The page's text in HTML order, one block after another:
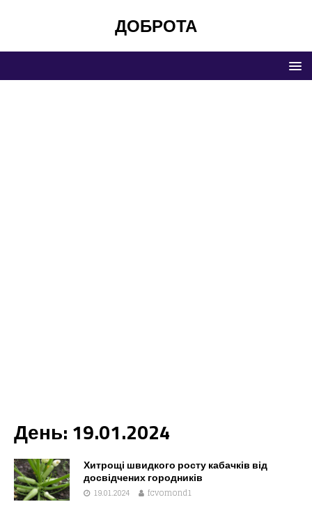
ДОБРОТА
День: 19.01.2024
Хитрощі швидкого росту кабачків від
досвідчених городників
19.01.2024 fcvomond1